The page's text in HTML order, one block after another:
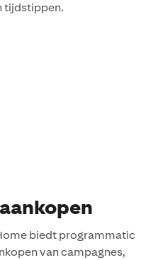
tijdstippen.
biedt programmatic
van campagnes,